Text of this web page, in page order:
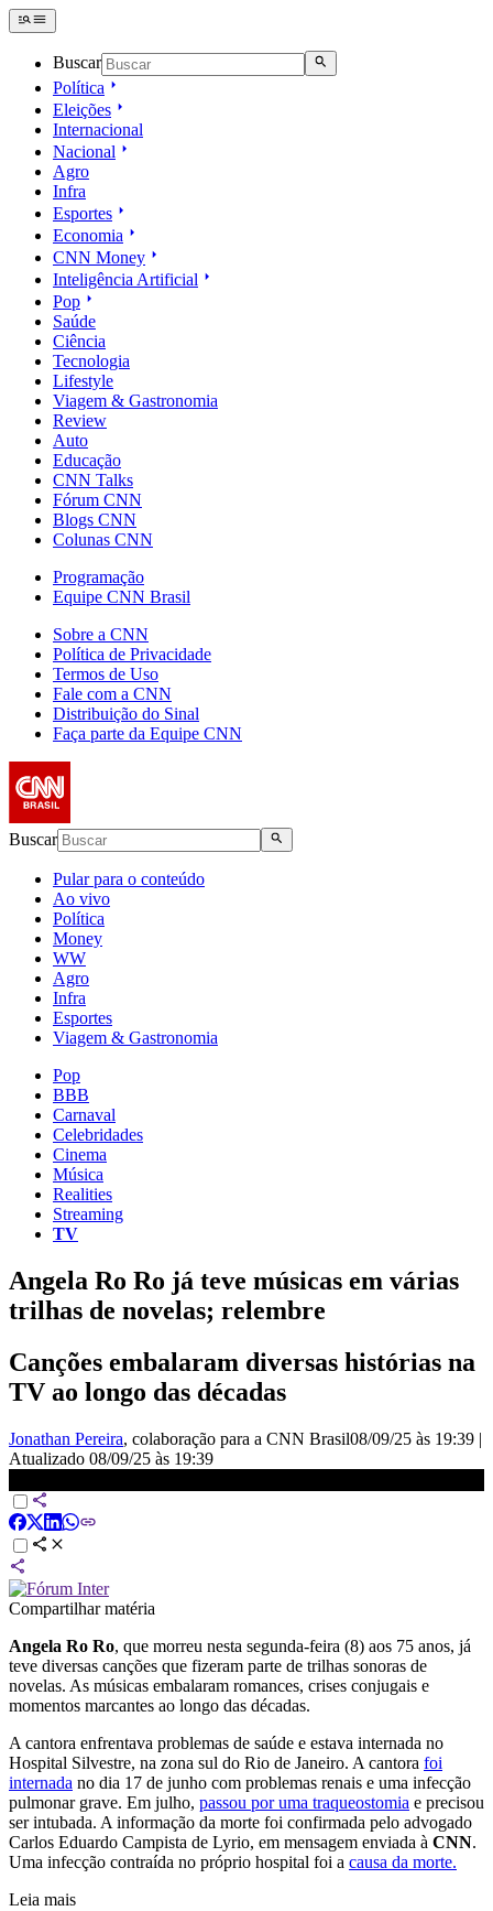
Buscar
Política
Eleições
Internacional
Nacional
Agro
Infra
Esportes
Economia
CNN Money
Inteligência Artificial
Pop
Saúde
Ciência
Tecnologia
Lifestyle
Viagem & Gastronomia
Review
Auto
Educação
CNN Talks
Fórum CNN
Blogs CNN
Colunas CNN
Programação
Equipe CNN Brasil
Sobre a CNN
Política de Privacidade
Termos de Uso
Fale com a CNN
Distribuição do Sinal
Faça parte da Equipe CNN
Buscar
Pular para o conteúdo
Ao vivo
Política
Money
WW
Agro
Infra
Esportes
Viagem & Gastronomia
Pop
BBB
Carnaval
Celebridades
Cinema
Música
Realities
Streaming
TV
Angela Ro Ro já teve músicas em várias
trilhas de novelas; relembre
Canções embalaram diversas histórias na
TV ao longo das décadas
Jonathan Pereira, colaboração para a CNN Brasil08/09/25 às 19:39 |
Atualizado 08/09/25 às 19:39
Compartilhar matéria
Angela Ro Ro, que morreu nesta segunda-feira (8) aos 75 anos, já
teve diversas canções que fizeram parte de trilhas sonoras de
novelas. As músicas embalaram romances, crises conjugais e
momentos marcantes ao longo das décadas.
A cantora enfrentava problemas de saúde e estava internada no
Hospital Silvestre, na zona sul do Rio de Janeiro. A cantora foi
internada no dia 17 de junho com problemas renais e uma infecção
pulmonar grave. Em julho, passou por uma traqueostomia e precisou
ser intubada. A informação da morte foi confirmada pelo advogado
Carlos Eduardo Campista de Lyrio, em mensagem enviada à CNN.
Uma infecção contraída no próprio hospital foi a causa da morte.
Leia mais